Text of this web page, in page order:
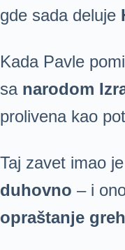
gde sada deluje
Kada Pavle
sa narodom
prolivena kao
Taj zavet imao
duhovno – i
opraštanje